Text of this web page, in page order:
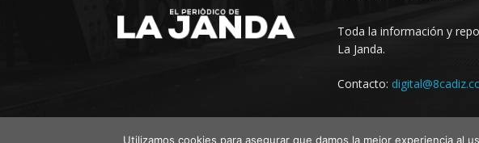
Toda la información y
La Janda.
Contacto:
Utilizamos cookies para asegurar que damos la mejor experiencia al